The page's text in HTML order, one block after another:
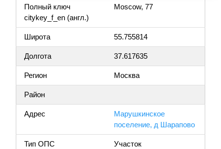
Полный ключ
citykey_f_en (англ.)
Moscow, 77
Широта 55.755814
Долгота 37.617635
Регион Москва
Район
Адрес
Марушкинское
поселение, д Шарапово
Тип ОПС Участок